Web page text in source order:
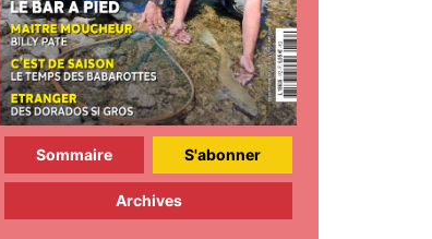
Sommaire S'abonner
Archives